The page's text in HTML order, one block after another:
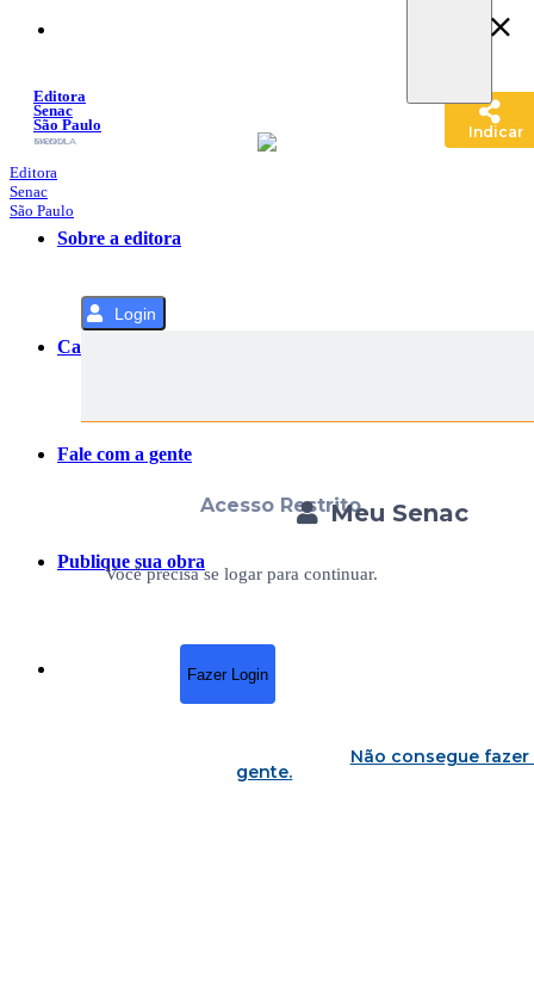
Conteúdo
Editora
Senac
São Paulo
SACOLA
MENU
Editora
Senac
São Paulo
Sobre a editora
Categorias
Fale com a gente
Publique sua obra
Login
Meu Senac
Acesso Restrito
Você precisa se logar para continuar.
Fazer Login
Não consegue
gente.
Indicar